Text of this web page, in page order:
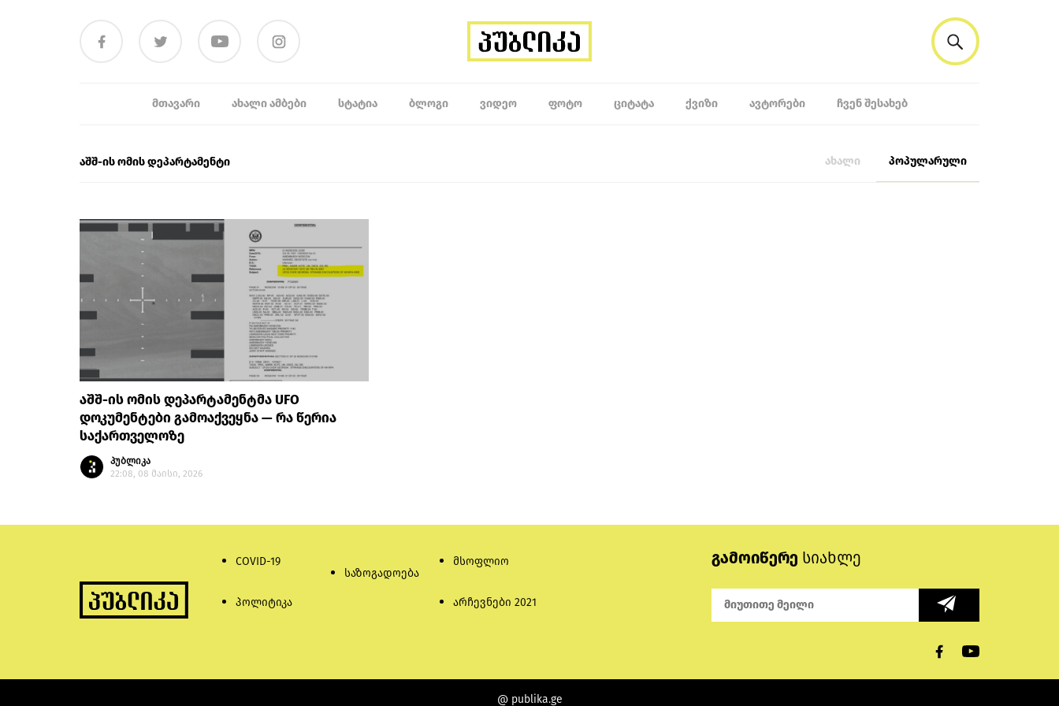
ᲛᲗᲐᲕᲐᲠᲘ ᲐᲮᲐᲚᲘ ᲐᲛᲑᲔᲑᲘ ᲡᲢᲐᲢᲘᲐ ᲑᲚᲝᲒᲘ ᲕᲘᲓᲔᲝ ᲤᲝᲢᲝ ᲪᲘᲢᲐᲢᲐ ᲥᲕᲘᲖᲘ ᲐᲕᲢᲝᲠᲔᲑᲘ ᲩᲕᲔᲜ ᲨᲔᲡᲐᲮᲔᲑ
აშშ-ის ომის დეპარტამენტი ახალი პოპულარული
აშშ-ის ომის დეპარტამენტმა UFO
დოკუმენტები გამოაქვეყნა — რა წერია
საქართველოზე
პუბლიკა
22:08, 08 მაისი, 2026
COVID-19
პოლიტიკა
საზოგადოება
მსოფლიო
არჩევნები 2021
გამოიწერე სიახლე
@ publika.ge